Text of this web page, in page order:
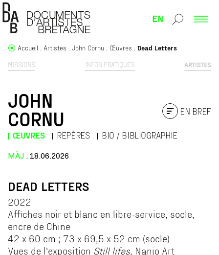
EN
MISSIONS INFOS PRATIQUES ARTISTES
Accueil Artistes John Cornu Œuvres Dead Letters
JOHN
CORNU
ŒUVRES REPÈRES BIO / BIBLIOGRAPHIE
EN BREF
MÀJ . 18.06.2026
DEAD LETTERS
2022
Affiches noir et blanc en libre-service, socle,
encre de Chine
42 x 60 cm ; 73 x 69,5 x 52 cm (socle)
Vues de l'exposition Still lifes , Nanjo Art